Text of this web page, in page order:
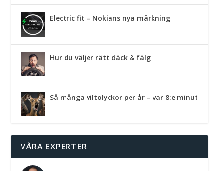
Electric fit – Nokians nya märkning
Hur du väljer rätt däck & fälg
Så många viltolyckor per år – var 8:e minut
VÅRA EXPERTER